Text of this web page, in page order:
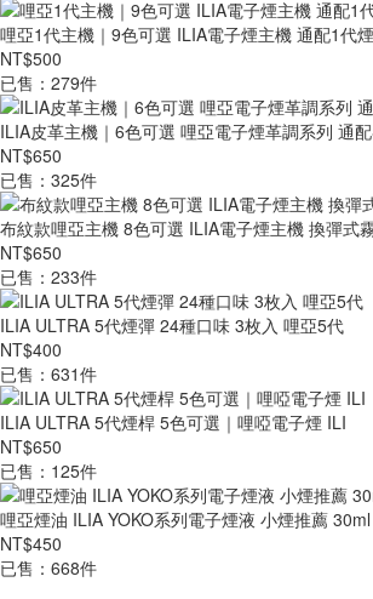
哩亞1代主機｜9色可選 ILIA電子煙主機 通配1代
NT$500
已售：279件
ILIA皮革主機｜6色可選 哩亞電子煙革調系列 通
NT$650
已售：325件
布紋款哩亞主機 8色可選 ILIA電子煙主機 換彈式
NT$650
已售：233件
ILIA ULTRA 5代煙彈 24種口味 3枚入 哩亞5代
NT$400
已售：631件
ILIA ULTRA 5代煙桿 5色可選｜哩啞電子煙 ILI
NT$650
已售：125件
哩亞煙油 ILIA YOKO系列電子煙液 小煙推薦 30ml
NT$450
已售：668件